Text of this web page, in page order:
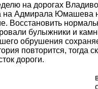
на дорогах
на Адмирала Юмашева
Восстановить
булыжники и
обрушения
повторится, тогда
дороги.